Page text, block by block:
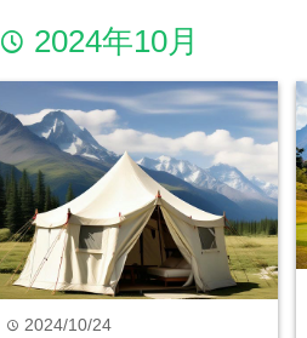
time 2024年10月
time 2024/10/24